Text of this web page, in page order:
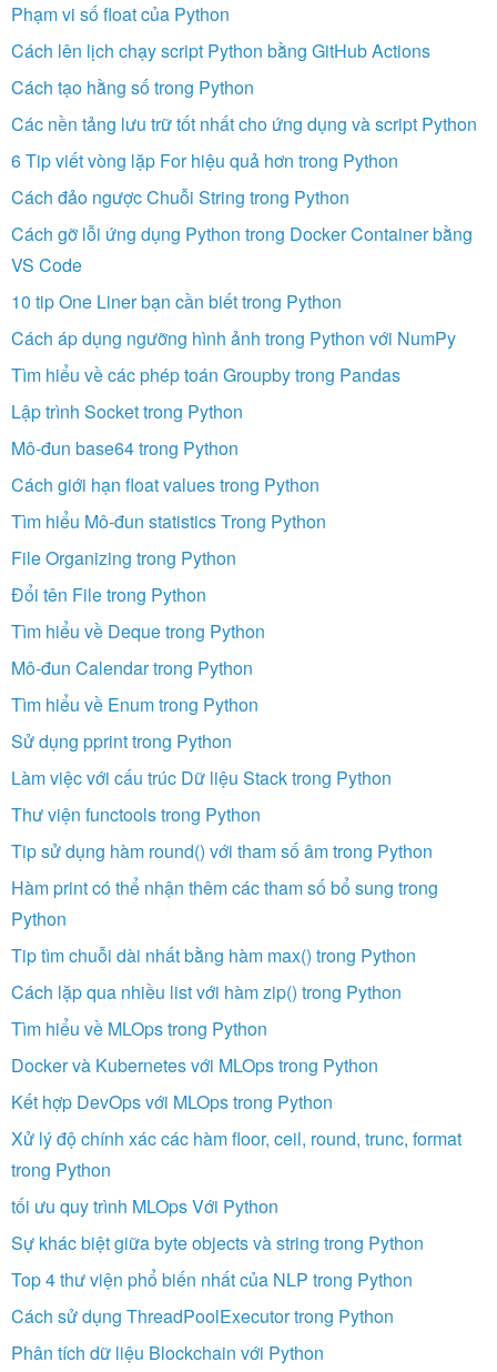
Phạm vi số float của Python
Cách lên lịch chạy script Python bằng GitHub Actions
Cách tạo hằng số trong Python
Các nền tảng lưu trữ tốt nhất cho ứng dụng và script Python
6 Tip viết vòng lặp For hiệu quả hơn trong Python
Cách đảo ngược Chuỗi String trong Python
Cách gỡ lỗi ứng dụng Python trong Docker Container bằng
VS Code
10 tip One Liner bạn cần biết trong Python
Cách áp dụng ngưỡng hình ảnh trong Python với NumPy
Tìm hiểu về các phép toán Groupby trong Pandas
Lập trình Socket trong Python
Mô-đun base64 trong Python
Cách giới hạn float values trong Python
Tìm hiểu Mô-đun statistics Trong Python
File Organizing trong Python
Đổi tên File trong Python
Tìm hiểu về Deque trong Python
Mô-đun Calendar trong Python
Tìm hiểu về Enum trong Python
Sử dụng pprint trong Python
Làm việc với cấu trúc Dữ liệu Stack trong Python
Thư viện functools trong Python
Tip sử dụng hàm round() với tham số âm trong Python
Hàm print có thể nhận thêm các tham số bổ sung trong
Python
Tip tìm chuỗi dài nhất bằng hàm max() trong Python
Cách lặp qua nhiều list với hàm zip() trong Python
Tìm hiểu về MLOps trong Python
Docker và Kubernetes với MLOps trong Python
Kết hợp DevOps với MLOps trong Python
Xử lý độ chính xác các hàm floor, ceil, round, trunc, format
trong Python
tối ưu quy trình MLOps Với Python
Sự khác biệt giữa byte objects và string trong Python
Top 4 thư viện phổ biến nhất của NLP trong Python
Cách sử dụng ThreadPoolExecutor trong Python
Phân tích dữ liệu Blockchain với Python